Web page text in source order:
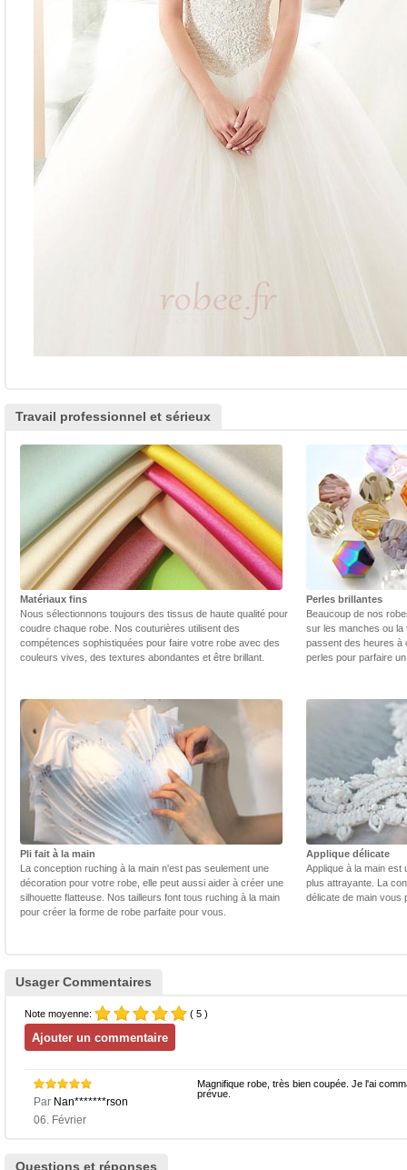
Travail professionnel et sérieux
Matériaux fins
Nous sélectionnons toujours des tissus de haute qualité pour
coudre chaque robe. Nos couturières utilisent des
compétences sophistiquées pour faire votre robe avec des
couleurs vives, des textures abondantes et être brillant.
Perles brillantes
Beaucoup de nos
sur les manches ou la
passent des heures à
perles pour parfaire
Pli fait à la main
La conception ruching à la main n'est pas seulement une
décoration pour votre robe, elle peut aussi aider à créer une
silhouette flatteuse. Nos tailleurs font tous ruching à la main
pour créer la forme de robe parfaite pour vous.
Applique délicate
Applique à la main est
plus attrayante. La
délicate de main vous
Usager Commentaires
Note moyenne: ( 5 )
Par Nan*******rson
06. Février
Magnifique robe, très bien coupée. Je l'ai
prévue.
Questions et réponses